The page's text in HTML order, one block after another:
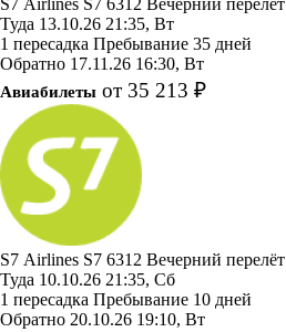
Туда 13.10.26 21:35, Вт
1 пересадка Пребывание 35 дней
Обратно 17.11.26 16:30, Вт
Авиабилеты от 35 213 ₽
S7 Airlines S7 6312 Вечерний перелёт
Туда 10.10.26 21:35, Сб
1 пересадка Пребывание 10 дней
Обратно 20.10.26 19:10, Вт